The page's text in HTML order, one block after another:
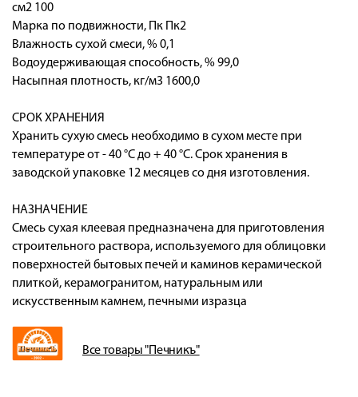
см2 100
Марка по подвижности, Пк Пк2
Влажность сухой смеси, % 0,1
Водоудерживающая способность, % 99,0
Насыпная плотность, кг/м3 1600,0
СРОК ХРАНЕНИЯ
Хранить сухую смесь необходимо в сухом месте при
температуре от - 40 °С до + 40 °С. Срок хранения в
заводской упаковке 12 месяцев со дня изготовления.
НАЗНАЧЕНИЕ
Смесь сухая клеевая предназначена для приготовления
строительного раствора, используемого для облицовки
поверхностей бытовых печей и каминов керамической
плиткой, керамогранитом, натуральным или
искусственным камнем, печными изразца
Все товары "Печникъ"